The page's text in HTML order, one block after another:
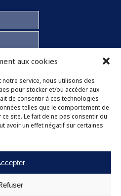
aux cookies
service, nous utilisons des
pour stocker et/ou accéder aux
de consentir à ces technologies
telles que le comportement de
site. Le fait de ne pas consentir ou
avoir un effet négatif sur certaines
Chaque lettre d'information contient
confidentialitéde l'association.